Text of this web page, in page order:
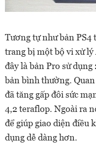
Tương tự như bản PS4
trang bị một bộ vi xử
đây là bản Pro sử
bản bình thường.
đã tăng gấp đôi sức
4,2 teraflop. Ngoài ra
để giúp giao diện điều
dụng dễ dàng hơn.